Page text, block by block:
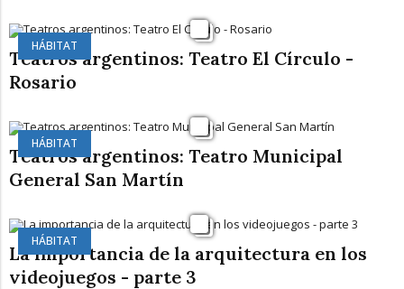
HÁBITAT
Teatros argentinos: Teatro El Círculo -
Rosario
HÁBITAT
Teatros argentinos: Teatro Municipal
General San Martín
HÁBITAT
La importancia de la arquitectura en los
videojuegos - parte 3